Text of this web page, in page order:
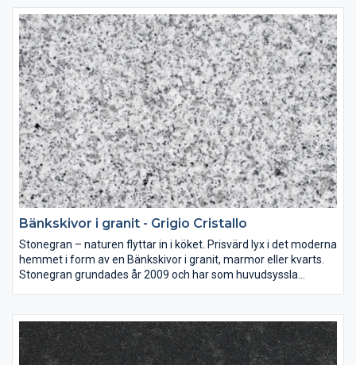
Sten i sina naturliga färger är en investering som ni kan njuta av
i många år. Väljer ni en bänkskiva i granit, marmor eller kvarts
ger ni era lokaler en tidlös form och skönhet.
Bänkskivor i granit - Grigio Cristallo
Stonegran – naturen flyttar in i köket. Prisvärd lyx i det moderna
hemmet i form av en Bänkskivor i granit, marmor eller kvarts.
Stonegran grundades år 2009 och har som huvudsyssla
Sten i sina naturliga färger är en investering som ni kan njuta av
i många år. Väljer ni en bänkskiva i granit, marmor eller kvarts